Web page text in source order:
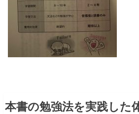
本書の勉強法を実践した